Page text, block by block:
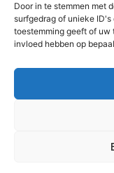
Door in te stemmen met
surfgedrag of unieke
toestemming geeft of uw
invloed hebben op